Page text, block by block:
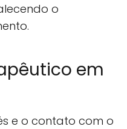
o
em
e o contato com o